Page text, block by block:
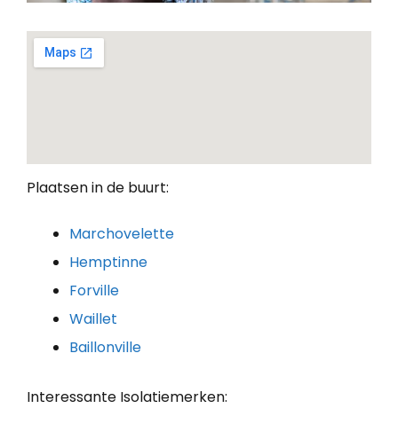
Plaatsen in de buurt:
Marchovelette
Hemptinne
Forville
Waillet
Baillonville
Interessante Isolatiemerken: